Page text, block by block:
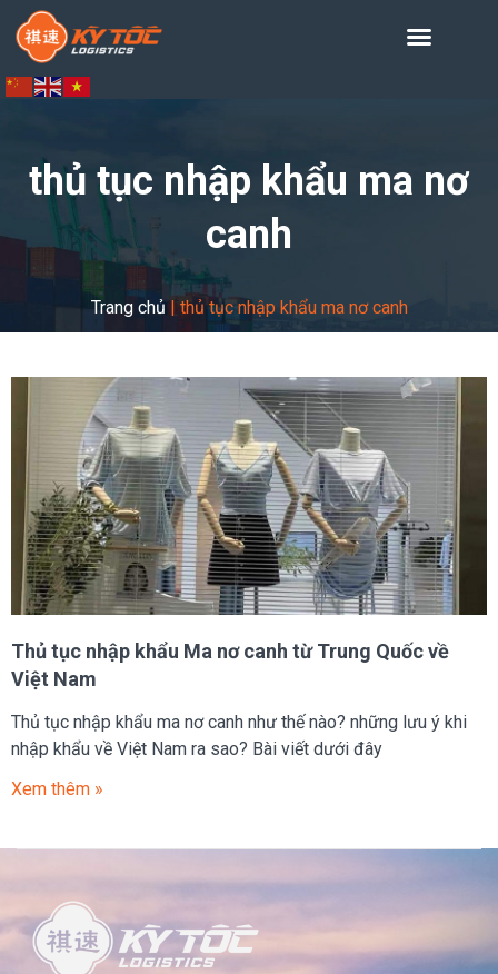
thủ tục nhập khẩu ma nơ
canh
Trang chủ | thủ tục nhập khẩu ma nơ canh
Thủ tục nhập khẩu Ma nơ canh từ Trung Quốc về
Việt Nam
Thủ tục nhập khẩu ma nơ canh như thế nào? những lưu ý khi
nhập khẩu về Việt Nam ra sao? Bài viết dưới đây
Xem thêm »